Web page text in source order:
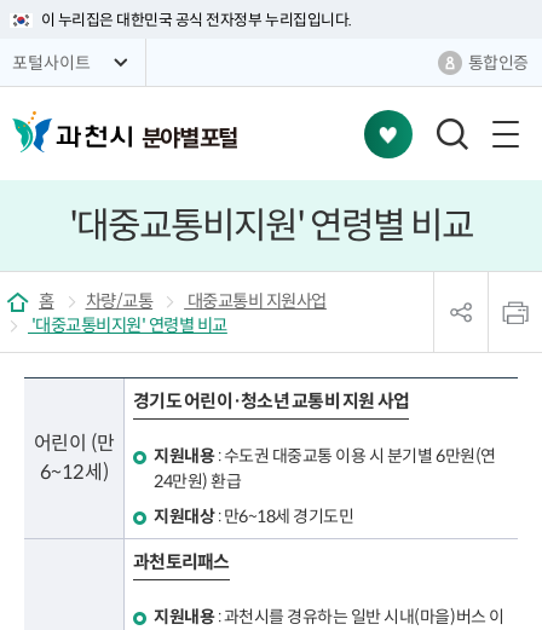
이 누리집은 대한민국 공식 전자정부 누리집입니다.
포털사이트 통합인증
분야별 포털
검
열
'대중교통비지원' 연령별 비교
홈 차량/교통
대중교통비 지원사업
'대중교통비지원' 연령별 비교
sns
유
스
트
본
문
인
어린이 (만
6~12세)
경기도 어린이·청소년 교통비 지원 사업
지원내용: 수도권 대중교통 이용 시 분기별 6만원(연
24만원) 환급
지원대상: 만6~18세 경기도민
과천토리패스
지원내용: 과천시를 경유하는 일반 시내(마을)버스 이